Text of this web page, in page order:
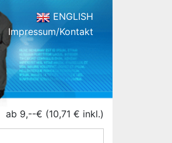
ENGLISH
Impressum/Kontakt
ab 9,--€ (10,71 € inkl.)